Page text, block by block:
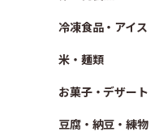
冷凍食品・アイス
米・麺類
お菓子・デザート
豆腐・納豆・練物